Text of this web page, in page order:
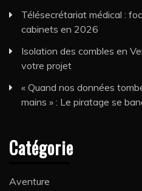
Télésecrétariat médical :
cabinets en 2026
Isolation des combles en
votre projet
« Quand nos données
mains » : Le piratage se
Catégorie
Aventure